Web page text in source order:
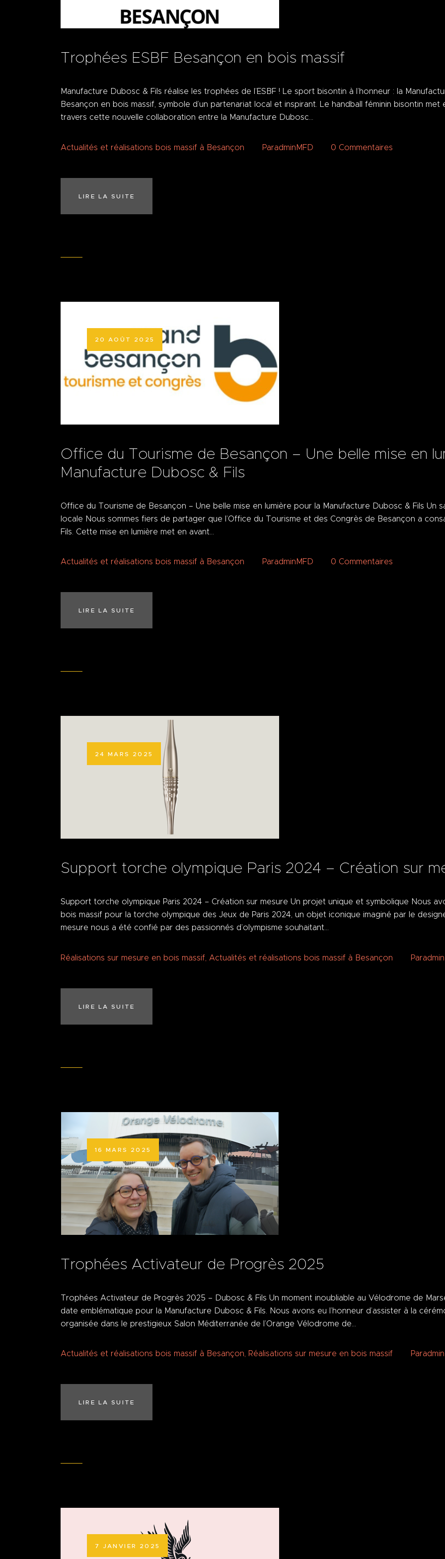
Trophées ESBF Besançon en bois massif
Manufacture Dubosc & Fils réalise les trophées de l’ESBF ! Le sport bisontin à l’honneur : la
Besançon en bois massif, symbole d’un partenariat local et inspirant. Le handball féminin bisontin
travers cette nouvelle collaboration entre la Manufacture Dubosc…
Actualités et réalisations bois massif à Besançon ParadminMFD 0 Commentaires
LIRE LA SUITE
20 AOÛT 2025
Office du Tourisme de Besançon – Une belle mise en
Manufacture Dubosc & Fils
Office du Tourisme de Besançon – Une belle mise en lumière pour la Manufacture Dubosc & Fils Un
locale Nous sommes fiers de partager que l’Office du Tourisme et des Congrès de Besançon a
Fils. Cette mise en lumière met en avant…
Actualités et réalisations bois massif à Besançon ParadminMFD 0 Commentaires
LIRE LA SUITE
24 MARS 2025
Support torche olympique Paris 2024 – Création sur
Support torche olympique Paris 2024 – Création sur mesure Un projet unique et symbolique Nous
bois massif pour la torche olympique des Jeux de Paris 2024, un objet iconique imaginé par le
mesure nous a été confié par des passionnés d’olympisme souhaitant…
Réalisations sur mesure en bois massif, Actualités et réalisations bois massif à Besançon Par
LIRE LA SUITE
16 MARS 2025
Trophées Activateur de Progrès 2025
Trophées Activateur de Progrès 2025 – Dubosc & Fils Un moment inoubliable au Vélodrome de
date emblématique pour la Manufacture Dubosc & Fils. Nous avons eu l’honneur d’assister à la
organisée dans le prestigieux Salon Méditerranée de l’Orange Vélodrome de…
Actualités et réalisations bois massif à Besançon, Réalisations sur mesure en bois massif Par
LIRE LA SUITE
7 JANVIER 2025